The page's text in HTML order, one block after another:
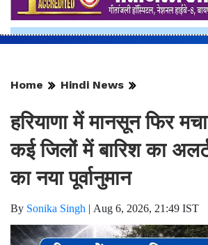
Home Hindi News
हरियाणा में मानसून फिर
कई जिलों में बारिश का
का नया पूर्वानुमान
By Sonika Singh Aug 6, 2026, 21:49 IST